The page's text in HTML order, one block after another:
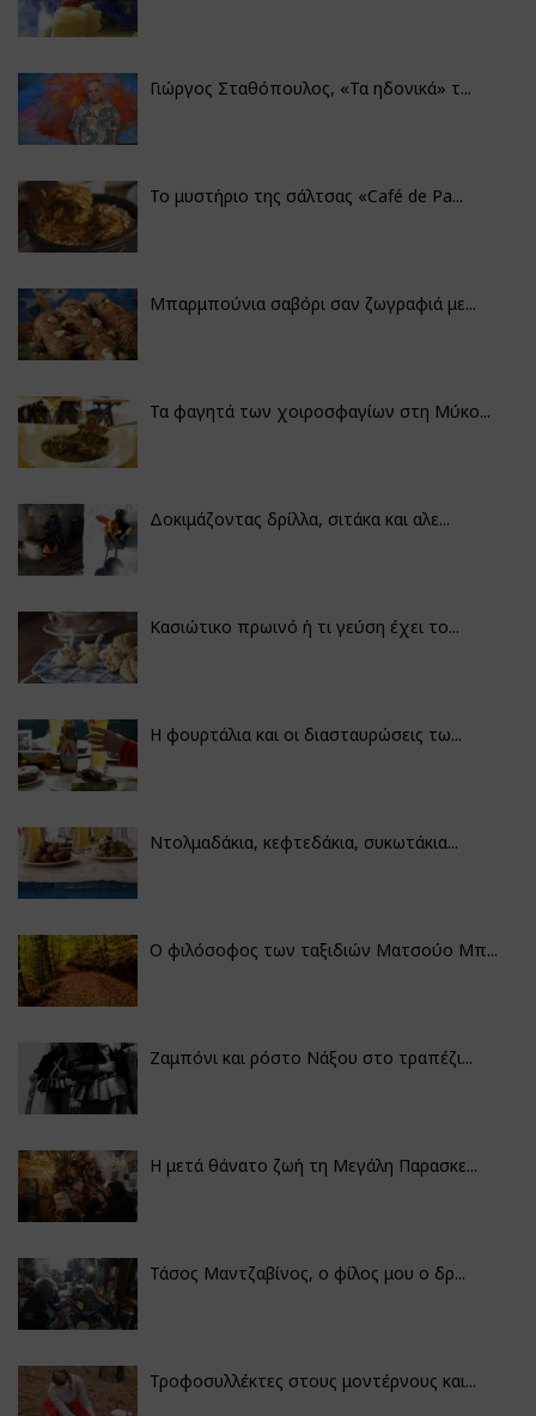
Γιώργος Σταθόπουλος, «Τα ηδονικά» τ...
Το μυστήριο της σάλτσας «Café de Pa...
Μπαρμπούνια σαβόρι σαν ζωγραφιά με...
Τα φαγητά των χοιροσφαγίων στη Μύκο...
Δοκιμάζοντας δρίλλα, σιτάκα και αλε...
Κασιώτικο πρωινό ή τι γεύση έχει το...
Η φουρτάλια και οι διασταυρώσεις τω...
Ντολμαδάκια, κεφτεδάκια, συκωτάκια...
Ο φιλόσοφος των ταξιδιών Ματσούο Μπ...
Ζαμπόνι και ρόστο Νάξου στο τραπέζι...
Η μετά θάνατο ζωή τη Μεγάλη Παρασκε...
Τάσος Μαντζαβίνος, ο φίλος μου ο δρ...
Τροφοσυλλέκτες στους μοντέρνους και...